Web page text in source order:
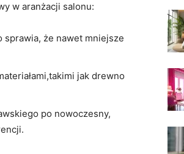
w aranżacji salonu:
sprawia, że nawet mniejsze
jak drewno
po nowoczesny,